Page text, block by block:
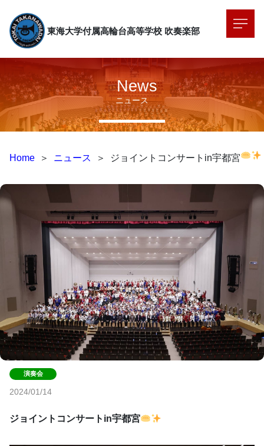
東海大学付属高輪台高等学校 吹奏楽部
ニュース
News
Home ＞ ニュース ＞ ジョイントコンサートin宇都宮
2024/01/14
ジョイントコンサートin宇都宮